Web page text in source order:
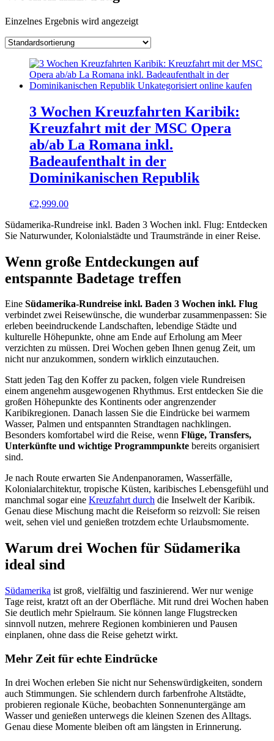
Einzelnes Ergebnis wird angezeigt
3 Wochen Kreuzfahrten Karibik:
Kreuzfahrt mit der MSC Opera
ab/ab La Romana inkl.
Badeaufenthalt in der
Dominikanischen Republik
€2,999.00
Südamerika-Rundreise inkl. Baden 3 Wochen inkl. Flug: Entdecken
Sie Naturwunder, Kolonialstädte und Traumstrände in einer Reise.
Wenn große Entdeckungen auf
entspannte Badetage treffen
Eine Südamerika-Rundreise inkl. Baden 3 Wochen inkl. Flug
verbindet zwei Reisewünsche, die wunderbar zusammenpassen: Sie
erleben beeindruckende Landschaften, lebendige Städte und
kulturelle Höhepunkte, ohne am Ende auf Erholung am Meer
verzichten zu müssen. Drei Wochen geben Ihnen genug Zeit, um
nicht nur anzukommen, sondern wirklich einzutauchen.
Statt jeden Tag den Koffer zu packen, folgen viele Rundreisen
einem angenehm ausgewogenen Rhythmus. Erst entdecken Sie die
großen Höhepunkte des Kontinents oder angrenzender
Karibikregionen. Danach lassen Sie die Eindrücke bei warmem
Wasser, Palmen und entspannten Strandtagen nachklingen.
Besonders komfortabel wird die Reise, wenn Flüge, Transfers,
Unterkünfte und wichtige Programmpunkte bereits organisiert
sind.
Je nach Route erwarten Sie Andenpanoramen, Wasserfälle,
Kolonialarchitektur, tropische Küsten, karibisches Lebensgefühl und
manchmal sogar eine Kreuzfahrt durch die Inselwelt der Karibik.
Genau diese Mischung macht die Reiseform so reizvoll: Sie reisen
weit, sehen viel und genießen trotzdem echte Urlaubsmomente.
Warum drei Wochen für Südamerika
ideal sind
Südamerika ist groß, vielfältig und faszinierend. Wer nur wenige
Tage reist, kratzt oft an der Oberfläche. Mit rund drei Wochen haben
Sie deutlich mehr Spielraum. Sie können lange Flugstrecken
sinnvoll nutzen, mehrere Regionen kombinieren und Pausen
einplanen, ohne dass die Reise gehetzt wirkt.
Mehr Zeit für echte Eindrücke
In drei Wochen erleben Sie nicht nur Sehenswürdigkeiten, sondern
auch Stimmungen. Sie schlendern durch farbenfrohe Altstädte,
probieren regionale Küche, beobachten Sonnenuntergänge am
Wasser und genießen unterwegs die kleinen Szenen des Alltags.
Genau diese Momente bleiben oft am längsten in Erinnerung.